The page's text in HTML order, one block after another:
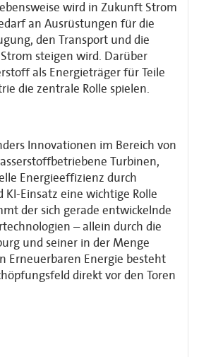
wird in Zukunft Strom
an Ausrüstungen für die
den Transport und die
steigen wird. Darüber
als Energieträger für Teile
die zentrale Rolle spielen.
Innovationen im Bereich von
Turbinen,
Energieeffizienz durch
Einsatz eine wichtige Rolle
der sich gerade entwickelnde
– allein durch die
und seiner in der Menge
Erneuerbaren Energie besteht
direkt vor den Toren